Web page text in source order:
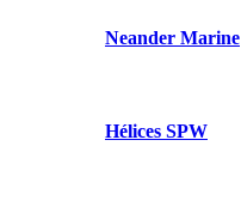
Neander Marine
Hélices SPW